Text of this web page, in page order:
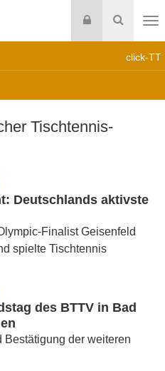
Suche
Login
click-TT
Tischtennis-
Deutschlands aktivste
Finalist Geisenfeld
spielte Tischtennis
des BTTV in Bad
Bestätigung der weiteren